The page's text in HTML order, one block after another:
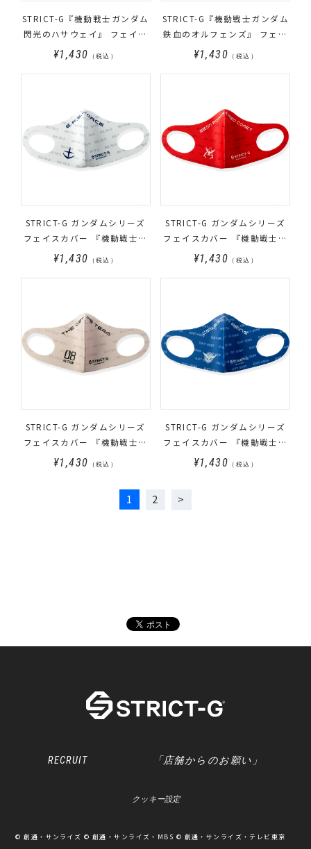
STRICT-G『機動戦士ガンダム
閃光のハサウェイ』 フェイス
カバー マフティー柄
¥1,430 （税込）
STRICT-G『機動戦士ガンダム
鉄血のオルフェンズ』 フェイ
スカバー 流星号柄
¥1,430 （税込）
STRICT-G ガンダムシリーズ
フェイスカバー 『機動戦士ガ
ンダム』E.F.S.F.柄
¥1,430 （税込）
STRICT-G ガンダムシリーズ
フェイスカバー 『機動戦士ガ
ンダム』RED COMET柄
¥1,430 （税込）
STRICT-G ガンダムシリーズ
フェイスカバー 『機動戦士ガ
ンダム 第08MS小隊』08小隊柄
¥1,430 （税込）
STRICT-G ガンダムシリーズ
フェイスカバー 『機動戦士ガ
ンダム00』ソレスタルビーイ
¥1,430 （税込）
1 2
RECRUIT 「店舗からのお願い」
クッキー設定
© 創通・サンライズ © 創通・サンライズ・MBS © 創通・サンライズ・テレビ東京